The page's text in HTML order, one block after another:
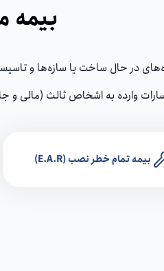
بیمه
در حال ساخت یا سازه‌ها و
وارده به اشخاص ثالث (مالی و
بیمه تمام خطر نصب (E.A.R)